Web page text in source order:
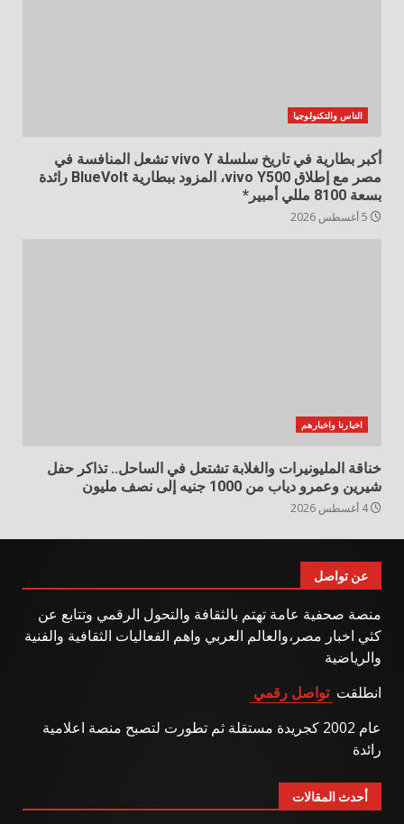
الناس والتكنولوجيا
أكبر بطارية في تاريخ سلسلة vivo Y تشعل المنافسة في
مصر مع إطلاق vivo Y500، المزود ببطارية BlueVolt رائدة
بسعة 8100 مللي أمبير*
اخبارنا واخبارهم
خناقة المليونيرات والغلابة تشتعل في الساحل.. تذاكر حفل
شيرين وعمرو دياب من 1000 جنيه إلى نصف مليون
عن تواصل
منصة صحفية عامة تهتم بالثقافة والتحول الرقمي وتتابع عن
كثي اخبار مصر،والعالم العربي واهم الفعاليات الثقافية والفنية
والرياضية
انطلقت تواصل رقمي
عام 2002 كجريدة مستقلة ثم تطورت لتصبح منصة اعلامية
رائدة
أحدث المقالات